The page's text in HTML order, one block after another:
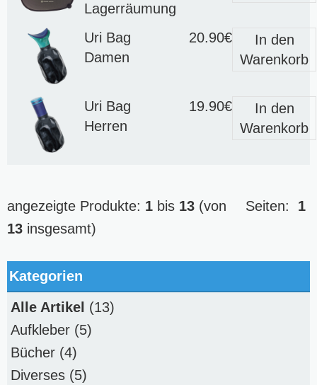
Lagerräumung
Uri Bag
Damen
20.90€
In den
Warenkorb
Uri Bag
Herren
19.90€
In den
Warenkorb
Seiten: 1
angezeigte Produkte: 1 bis 13 (von
13 insgesamt)
Kategorien
Alle Artikel (13)
Aufkleber (5)
Bücher (4)
Diverses (5)